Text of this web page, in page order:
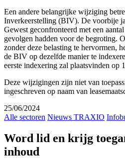
Een andere belangrijke wijziging
Inverkeerstelling (BIV). De voorbije
Gewest geconfronteerd met een
gevolgen hadden voor de begroting.
zonder deze belasting te hervormen,
de BIV op dezelfde manier te
eerste indexering zal plaatsvinden op
Deze wijzigingen zijn niet van
ingeschreven op naam van
25/06/2024
Alle sectoren Nieuws TRAXIO
Word lid en krijg
inhoud